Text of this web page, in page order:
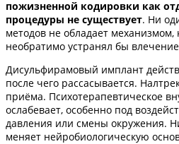
пожизненной кодировки как
процедуры не существует. Ни
методов не обладает механизмом,
необратимо устранял бы
Дисульфирамовый имплант
после чего рассасывается.
приёма. Психотерапевтическое
ослабевает, особенно под
давления или смены окружения.
меняет нейробиологическую